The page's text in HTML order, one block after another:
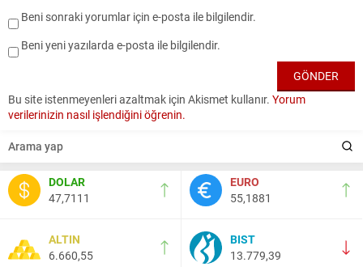
DOLAR
47,7111
EURO
55,1881
ALTIN
6.660,55
BIST
13.779,39
Beni sonraki yorumlar için e-posta ile bilgilendir.
Beni yeni yazılarda e-posta ile bilgilendir.
Bu site istenmeyenleri azaltmak için Akismet kullanır. Yorum
verilerinizin nasıl işlendiğini öğrenin.